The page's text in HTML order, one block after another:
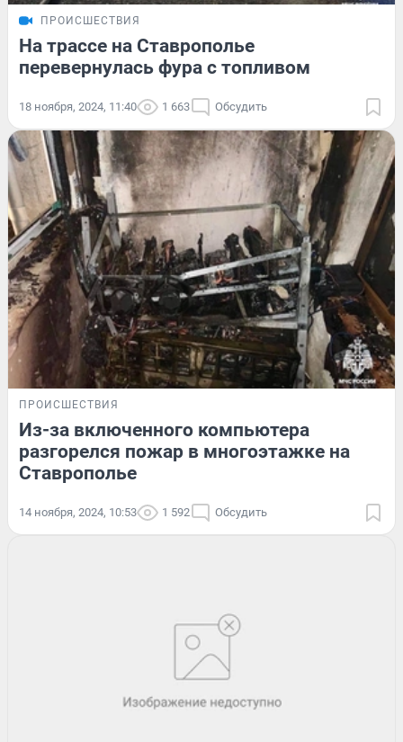
ПРОИСШЕСТВИЯ
На трассе на Ставрополье
перевернулась фура с топливом
18 ноября, 2024, 11:40 1 663 Обсудить
ПРОИСШЕСТВИЯ
Из-за включенного компьютера
разгорелся пожар в многоэтажке на
Ставрополье
14 ноября, 2024, 10:53 1 592 Обсудить